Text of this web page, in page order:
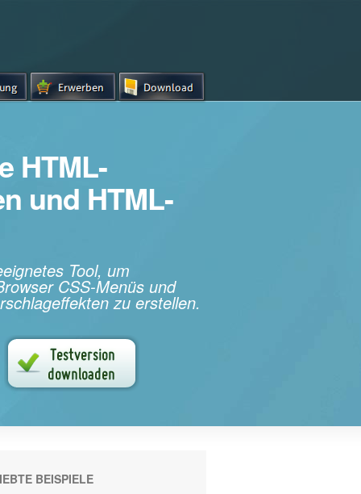
HTML-
und HTML-
Tool, um
CSS-Menüs und
zu erstellen.
BEISPIELE